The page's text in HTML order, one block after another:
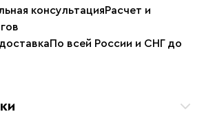
консультацияРасчет и
По всей России и СНГ до